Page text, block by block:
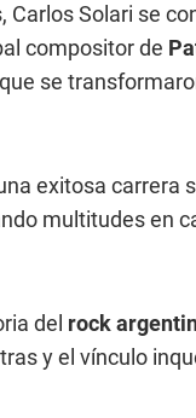
Carlos Solari se
compositor de
se
exitosa carrera
multitudes en
del rock
y el vínculo